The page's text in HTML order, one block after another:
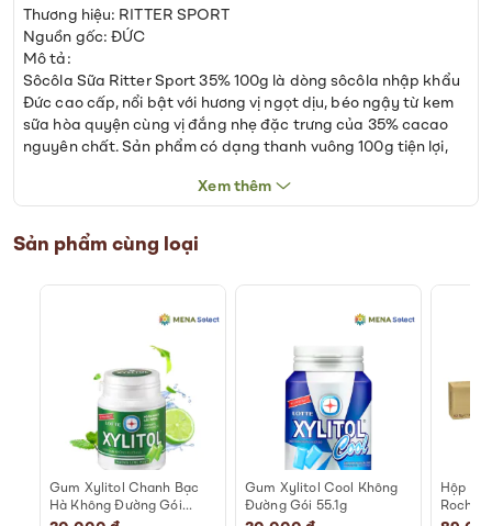
Thương hiệu: RITTER SPORT
Nguồn gốc: ĐỨC
Mô tả:
Sôcôla Sữa Ritter Sport 35% 100g là dòng sôcôla nhập khẩu
Đức cao cấp, nổi bật với hương vị ngọt dịu, béo ngậy từ kem
sữa hòa quyện cùng vị đắng nhẹ đặc trưng của 35% cacao
nguyên chất. Sản phẩm có dạng thanh vuông 100g tiện lợi,
hảo hạng. Quy cách tham khảo: 100g. Giữ lạnh liên tục để
đảm bảo chất lượng.
*Lưu ý: Giá đã bao gồm VAT và không bao gồm phí vận
Xem thêm
Sản phẩm cùng loại
Gum Xylitol Chanh Bạc
Hà Không Đường Gói
Gum Xylitol Cool Không
Đường Gói 55.1g
Hộp
Rocher